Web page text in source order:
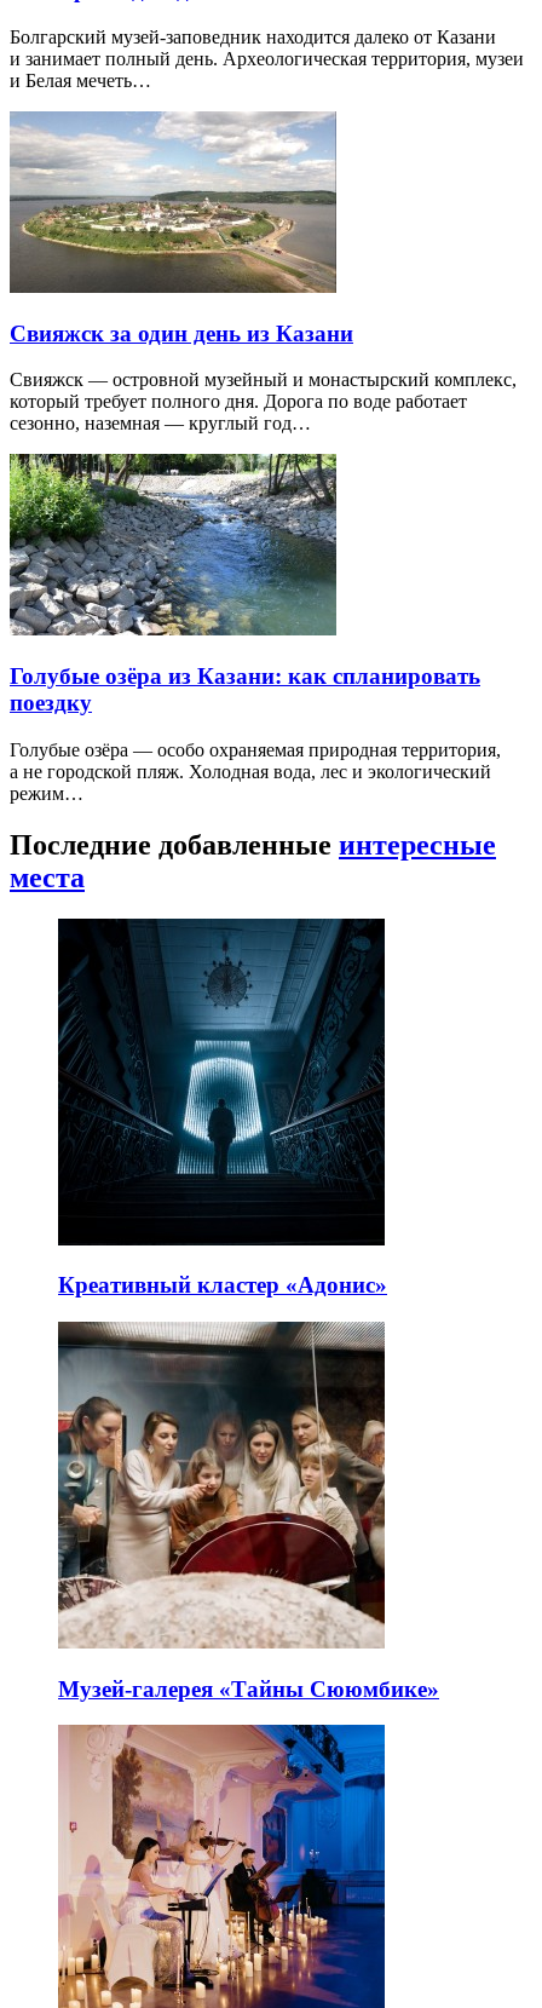
Болгарский музей-заповедник находится далеко от Казани
и занимает полный день. Археологическая территория, музеи
и Белая мечеть…
Свияжск за один день из Казани
Свияжск — островной музейный и монастырский комплекс,
который требует полного дня. Дорога по воде работает
сезонно, наземная — круглый год…
Голубые озёра из Казани: как спланировать
поездку
Голубые озёра — особо охраняемая природная территория,
а не городской пляж. Холодная вода, лес и экологический
режим…
Последние добавленные интересные
места
Креативный кластер «Адонис»
Музей-галерея «Тайны Сююмбике»